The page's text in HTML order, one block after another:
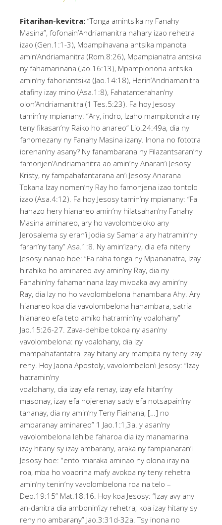
Fitarihan-kevitra: “Tonga amintsika ny Fanahy
Masina”, fofonain’Andriamanitra nahary izao rehetra
izao (Gen.1:1-3), Mpampihavana antsika mpanota
amin’Andriamanitra (Rom.8:26), Mpampianatra antsika
ny fahamarinana (Jao.16:13), Mpampionona antsika
amin’ny fahoriantsika (Jao.14:18), Herin’Andriamanitra
atafiny izay mino (Asa.1:8), Fahatanterahan’ny
olon’Andriamanitra (1 Tes.5:23). Fa hoy Jesosy
tamin’ny mpianany: “Ary, indro, Izaho mampitondra ny
teny fikasan’ny Raiko ho anareo” Lio.24:49a, dia ny
fanomezany ny Fanahy Masina izany. Inona no fototra
iorenan’ny asany? Ny fanambarana ny Filazantsaran’ny
famonjen’Andriamanitra ao amin’ny Anaran’i Jesosy
Kristy, ny fampahafantarana an’i Jesosy Anarana
Tokana Izay nomen’ny Ray ho famonjena izao tontolo
izao (Asa.4:12). Fa hoy Jesosy tamin’ny mpianany: “Fa
hahazo hery hianareo amin’ny hilatsahan’ny Fanahy
Masina aminareo, ary ho vavolombeloko any
Jerosalema sy eran’i Jodia sy Samaria ary hatramin’ny
faran’ny tany” Asa.1:8. Ny amin’izany, dia efa niteny
Jesosy nanao hoe: “Fa raha tonga ny Mpananatra, Izay
hirahiko ho aminareo avy amin’ny Ray, dia ny
Fanahin’ny fahamarinana Izay mivoaka avy amin’ny
Ray, dia Izy no ho vavolombelona hanambara Ahy. Ary
hianareo koa dia vavolombelona hanambara, satria
hianareo efa teto amiko hatramin’ny voalohany”
Jao.15:26-27. Zava-dehibe tokoa ny asan’ny
vavolombelona: ny voalohany, dia izy
mampahafantatra izay hitany ary mampita ny teny izay
reny. Hoy Jaona Apostoly, vavolombelon’i Jesosy: “Izay
hatramin’ny
voalohany, dia izay efa renay, izay efa hitan’ny
masonay, izay efa nojerenay sady efa notsapain’ny
tananay, dia ny amin’ny Teny Fiainana, […] no
ambaranay aminareo” 1 Jao.1:1,3a. y asan’ny
vavolombelona lehibe faharoa dia izy manamarina
izay hitany sy izay ambarany, araka ny fampianaran’i
Jesosy hoe: “ento miaraka aminao ny olona iray na
roa, mba ho voaorina mafy avokoa ny teny rehetra
amin’ny tenin’ny vavolombelona roa na telo –
Deo.19:15” Mat.18:16. Hoy koa Jesosy: “Izay avy any
an-danitra dia ambonin’izy rehetra; koa izay hitany sy
reny no ambarany” Jao.3:31d-32a. Tsy inona no